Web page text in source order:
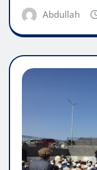
Abdullah